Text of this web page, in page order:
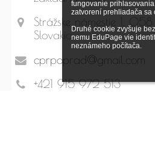
fungovanie
zatvorení prehliadača sa
Druhé cookie zvyšuje
nemu EduPage vie
neznámeho počítača.
Strážske námestie 1, 058
Slovakia
cprpoprad@gmail.com
+421 915 972 513